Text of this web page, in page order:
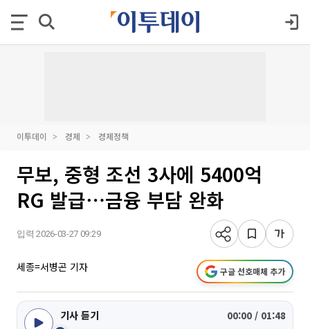
이투데이 경제 경제정책
무보, 중형 조선 3사에 5400억
RG 발급⋯금융 부담 완화
입력 2026-03-27 09:29
세종=서병곤 기자 구글 선호매체 추가
기사 듣기 00:00 / 01:48